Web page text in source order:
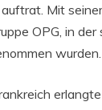
Mit
OPG, in der
wurden.